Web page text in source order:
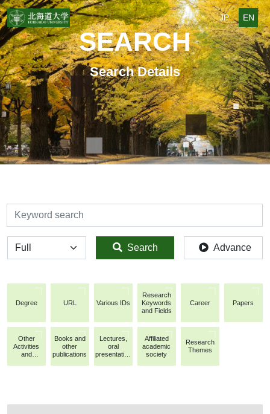
JP EN
SEARCH
Search Details
検索
全体 Search Advance
Degree URL Various IDs
Research
Keywords
and Fields
Career Papers
Other
Activities
and
Books and
other
publications
Lectures,
oral
presentation
Affiliated
academic
society
Research
Themes